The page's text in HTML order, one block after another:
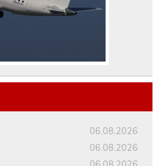
06.08.2026
06.08.2026
06.08.2026